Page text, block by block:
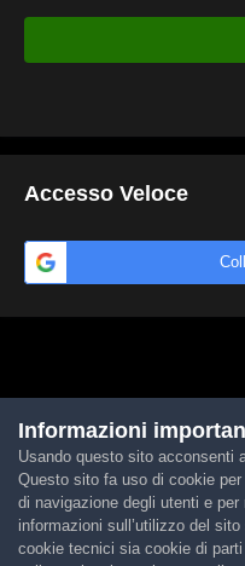
Accesso Veloce
Lingua Tema
Powered
Informazioni
Usando questo sito acconsenti
Questo sito fa uso di cookie per
di navigazione degli utenti e per
informazioni sull’utilizzo del
cookie tecnici sia cookie di